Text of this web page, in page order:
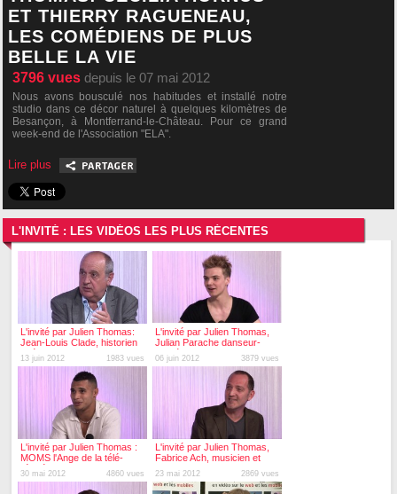
ET THIERRY RAGUENEAU,
LES COMÉDIENS DE PLUS
BELLE LA VIE
3796 vues depuis le 07 mai 2012
Nous avons bousculé nos habitudes et installé notre
studio dans ce décor naturel à quelques kilomètres de
Besançon, à Montferrand-le-Château. Pour ce grand
week-end de l'Association "ELA".
Cécilia...
Lire plus
L'INVITÉ : LES VIDÉOS LES PLUS RÉCENTES
L'invité par Julien Thomas:
Jean-Louis Clade, historien
et écrivain
13 juin 2012 1983 vues
L'invité par Julien Thomas,
Julian Parache danseur-
chorégraphe
06 juin 2012 3879 vues
L'invité par Julien Thomas :
MOMS l'Ange de la télé-
réalité sur NRJ12
30 mai 2012 4860 vues
L'invité par Julien Thomas,
Fabrice Ach, musicien et
chanteur
23 mai 2012 2869 vues